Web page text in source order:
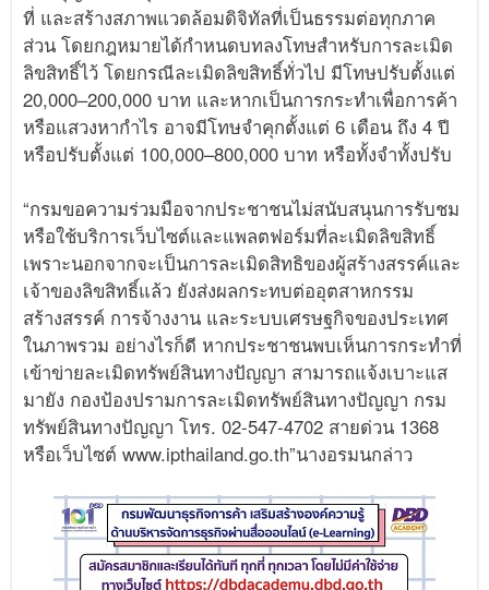
ที่ และสร้างสภาพแวดล้อมดิจิทัลที่เป็นธรรมต่อทุกภาค
ส่วน โดยกฎหมายได้กำหนดบทลงโทษสำหรับการละเมิด
ลิขสิทธิ์ไว้ โดยกรณีละเมิดลิขสิทธิ์ทั่วไป มีโทษปรับตั้งแต่
20,000–200,000 บาท และหากเป็นการกระทำเพื่อการค้า
หรือแสวงหากำไร อาจมีโทษจำคุกตั้งแต่ 6 เดือน ถึง 4 ปี
หรือปรับตั้งแต่ 100,000–800,000 บาท หรือทั้งจำทั้งปรับ
“กรมขอความร่วมมือจากประชาชนไม่สนับสนุนการรับชม
หรือใช้บริการเว็บไซต์และแพลตฟอร์มที่ละเมิดลิขสิทธิ์
เพราะนอกจากจะเป็นการละเมิดสิทธิของผู้สร้างสรรค์และ
เจ้าของลิขสิทธิ์แล้ว ยังส่งผลกระทบต่ออุตสาหกรรม
สร้างสรรค์ การจ้างงาน และระบบเศรษฐกิจของประเทศ
ในภาพรวม อย่างไรก็ดี หากประชาชนพบเห็นการกระทำที่
เข้าข่ายละเมิดทรัพย์สินทางปัญญา สามารถแจ้งเบาะแส
มายัง กองป้องปรามการละเมิดทรัพย์สินทางปัญญา กรม
ทรัพย์สินทางปัญญา โทร. 02-547-4702 สายด่วน 1368
หรือเว็บไซต์ www.ipthailand.go.th”นางอรมนกล่าว